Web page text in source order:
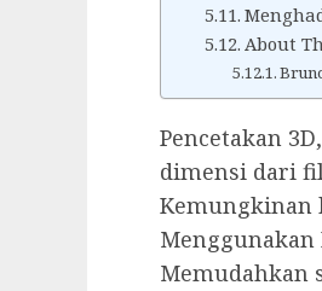
About
Pencetakan
dimensi dari
Kemungkinan
Memudahkan